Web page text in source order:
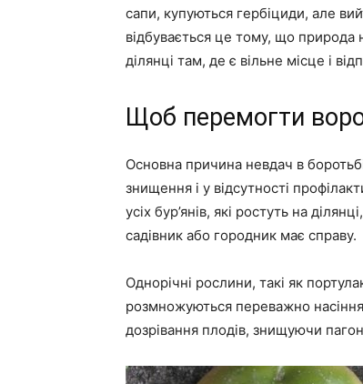
сапи, купуються гербіциди, але
відбувається це тому, що природа
ділянці там, де є вільне місце і
Щоб перемогти
Основна причина невдач в
знищення і у відсутності
усіх бур’янів, які ростуть на
садівник або городник має справу.
Однорічні рослини, такі як
розмножуються переважно
дозрівання плодів, знищуючи